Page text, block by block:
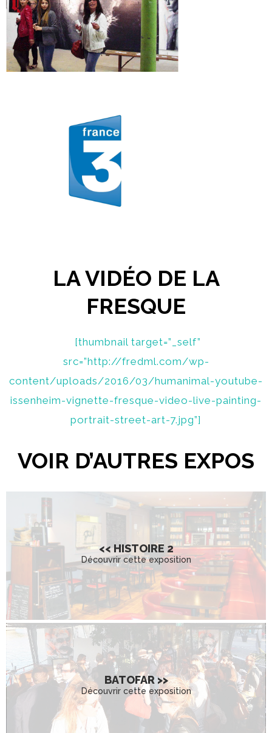
FRANCE 3
Découvrez l'article de presse !
LA VIDÉO DE LA
FRESQUE
[thumbnail target=”_self”
src=”http://fredml.com/wp-
content/uploads/2016/03/humanimal-youtube-
issenheim-vignette-fresque-video-live-painting-
portrait-street-art-7.jpg”]
VOIR D’AUTRES EXPOS
<< HISTOIRE 2
Découvrir cette exposition
BATOFAR >>
Découvrir cette exposition